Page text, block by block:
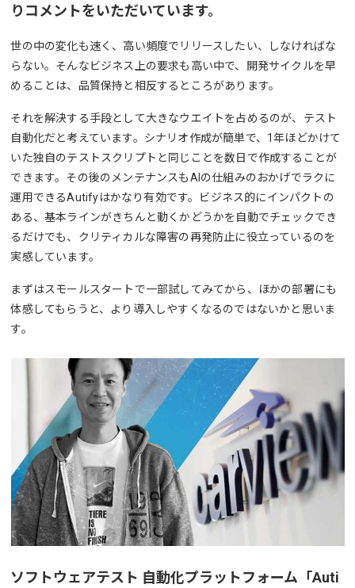
りコメントをいただいています。
世の中の変化も速く、高い頻度でリリースしたい、しなければな
らない。そんなビジネス上の要求も高い中で、開発サイクルを早
めることは、品質保持と相反するところがあります。
それを解決する手段として大きなウエイトを占めるのが、テスト
自動化だと考えています。シナリオ作成が簡単で、1年ほどかけて
いた独自のテストスクリプトと同じことを数日で作成することが
できます。その後のメンテナンスもAIの仕組みのおかげでラクに
運用できるAutifyはかなり有効です。ビジネス的にインパクトの
ある、基本ラインがきちんと動くかどうかを自動でチェックでき
るだけでも、クリティカルな障害の再発防止に役立っているのを
実感しています。
まずはスモールスタートで一部試してみてから、ほかの部署にも
体感してもらうと、より導入しやすくなるのではないかと思いま
す。
ソフトウェアテスト 自動化プラットフォーム「Auti